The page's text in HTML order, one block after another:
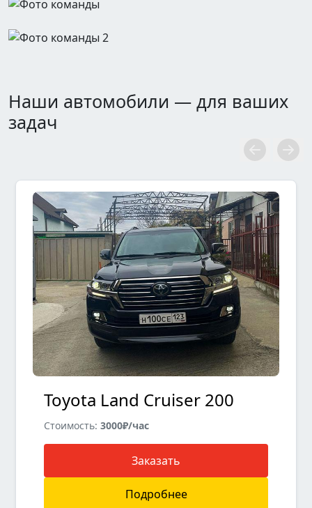
Наши автомобили — для ваших
задач
Toyota Land Cruiser 200
Стоимость: 3000₽/час
Заказать
Подробнее